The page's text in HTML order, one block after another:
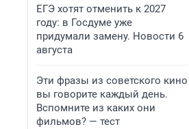
ЕГЭ хотят отменить к 2027
году: в Госдуме уже
придумали замену. Новости 6
августа
Эти фразы из советского кино
вы говорите каждый день.
Вспомните из каких они
фильмов? — тест